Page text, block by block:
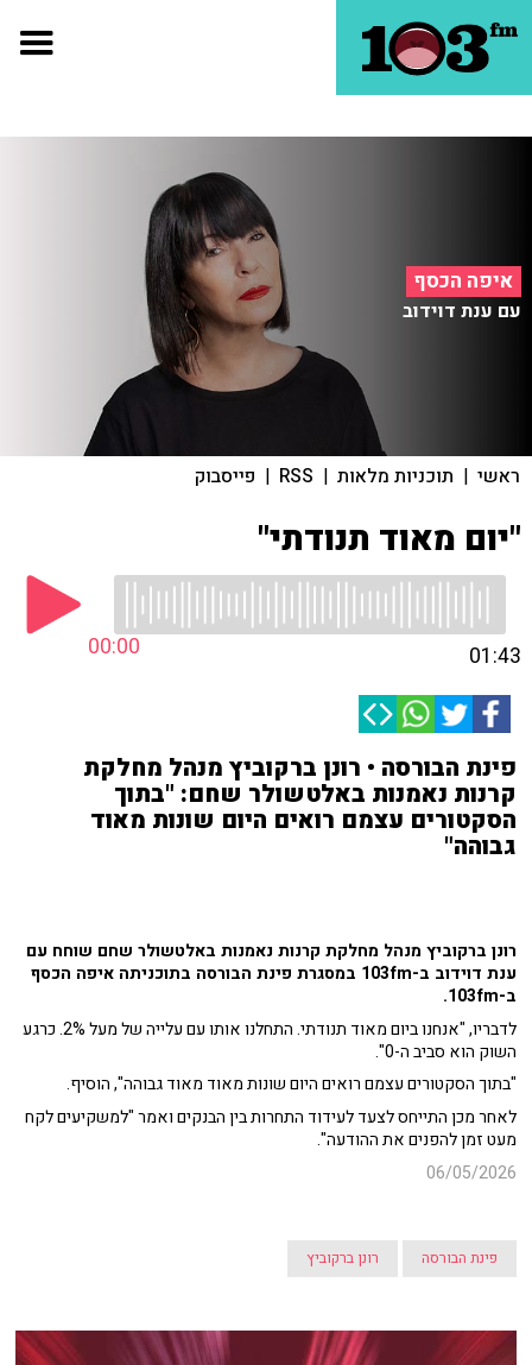
איפה הכסף
עם ענת דוידוב
ראשי | תוכניות מלאות |
RSS
| פייסבוק
"יום מאוד תנודתי"
00:00 01:43
פינת הבורסה • רונן ברקוביץ מנהל מחלקת
קרנות נאמנות באלטשולר שחם: "בתוך
הסקטורים עצמם רואים היום שונות מאוד
גבוהה"
רונן ברקוביץ מנהל מחלקת קרנות נאמנות באלטשולר שחם שוחח עם
ענת דוידוב ב-103fm במסגרת פינת הבורסה בתוכניתה איפה הכסף
ב-103fm.
לדבריו, "אנחנו ביום מאוד תנודתי. התחלנו אותו עם עלייה של מעל 2%. כרגע
השוק הוא סביב ה-0".
"בתוך הסקטורים עצמם רואים היום שונות מאוד מאוד גבוהה", הוסיף.
לאחר מכן התייחס לצעד לעידוד התחרות בין הבנקים ואמר "למשקיעים לקח
מעט זמן להפנים את ההודעה".
06/05/2026
פינת הבורסה רונן ברקוביץ